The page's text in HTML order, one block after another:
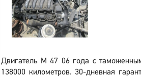
Двигатель M 47 06 года с
138000 километров. 30-дневная